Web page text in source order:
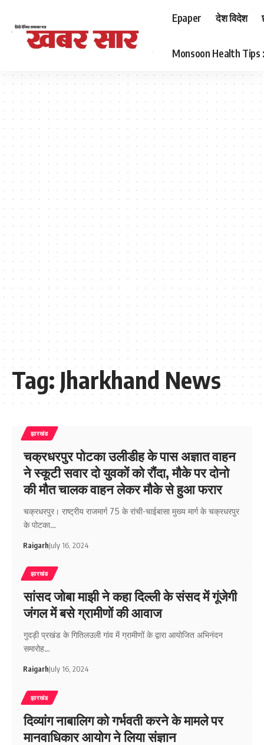
Epaper देश विदेश
Monsoon Health Tips :
Tag:Jharkhand News
झारखंड
चक्रधरपुर पोटका उलीडीह के पास अज्ञात वाहन
ने स्कूटी सवार दो युवकों को रौंदा, मौके पर दोनो
की मौत चालक वाहन लेकर मौके से हुआ फरार
चक्रधरपुर। राष्ट्रीय राजमार्ग 75 के रांची-चाईबासा मुख्य मार्ग के चक्रधरपुर
के पोटका…
RaigarhJuly 16, 2024
झारखंड
सांसद जोबा माझी ने कहा दिल्ली के संसद में गूंजेगी
जंगल में बसे ग्रामीणों की आवाज
गुदड़ी प्रखंड के गितिलउली गांव में ग्रामीणों के द्वारा आयोजित अभिनंदन
समारोह…
RaigarhJuly 16, 2024
झारखंड
दिव्यांग नाबालिग को गर्भवती करने के मामले पर
मानवाधिकार आयोग ने लिया संज्ञान